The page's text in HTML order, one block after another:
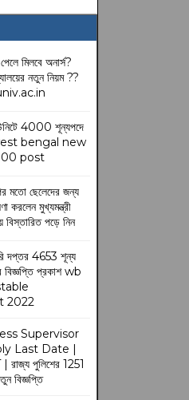
মিলবে অনার্স?
নতুন নিয়ম??
4000 শূন্যপদে
west bengal new
post
মতো ছেলেদের জন্য
করলেন মুখ্যমন্ত্রী
বিস্তারিত পড়ে নিন
দপ্তর 4653 শূন্য
বিজ্ঞপ্তি প্রকাশ wb
2022
Supervisor
Last Date |
পুলিশের 1251
বিজ্ঞপ্তি